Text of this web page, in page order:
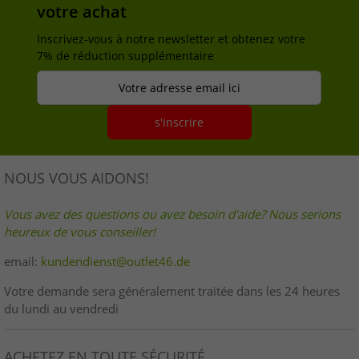
votre achat
Inscrivez-vous à notre newsletter et obtenez votre
7% de réduction supplémentaire
Votre adresse email ici
s'inscrire
NOUS VOUS AIDONS!
Vous avez des questions ou avez besoin d'aide? Nous serions
heureux de vous conseiller!
email: kundendienst@outlet46.de
Votre demande sera généralement traitée dans les 24 heures
du lundi au vendredi